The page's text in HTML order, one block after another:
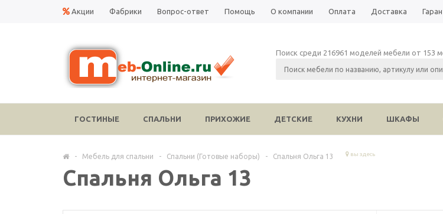
Акции Фабрики Вопрос-ответ Помощь О компании Оплата Доставка
Поиск среди 216961 моделей мебели от 153
ГОСТИНЫЕ СПАЛЬНИ ПРИХОЖИЕ ДЕТСКИЕ КУХНИ ШКАФЫ
- Мебель для спальни - Спальни (Готовые наборы) - Спальня Ольга 13 вы здесь
Спальня Ольга 13